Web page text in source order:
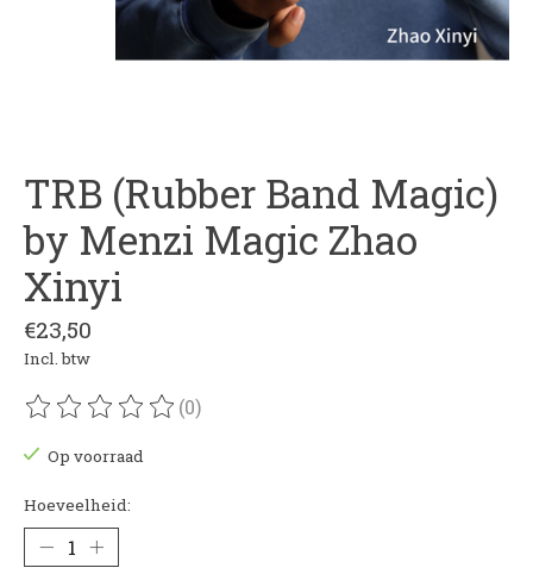
TRB (Rubber Band Magic)
by Menzi Magic Zhao
Xinyi
€23,50
Incl. btw
De beoordeling van dit product is
(0)
Op voorraad
Hoeveelheid: